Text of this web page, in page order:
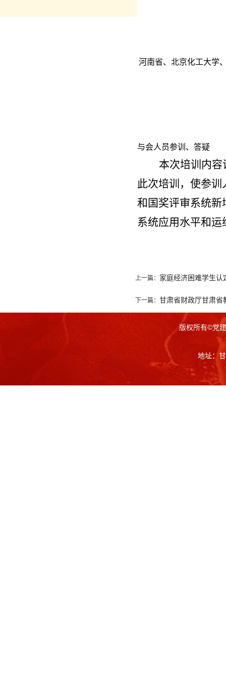
河南省、北京化工大学
与会人员参训、答疑
本次培训内
此次培训，使参
和国奖评审系统新
系统应用水平和
上一篇： 家庭经济困难学生认
下一篇： 甘肃省财政厅甘肃省
版权所有©党
地址：